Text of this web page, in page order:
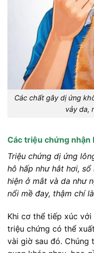
Các chất gây dị ứng
vảy da,
Các triệu chứng nhận
Triệu chứng dị ứng
hô hấp như hắt hơi,
hiện ở mắt và da như
nổi mề đay, thậm chí
Khi cơ thể tiếp xúc
triệu chứng có thể
vài giờ sau đó. Chúng